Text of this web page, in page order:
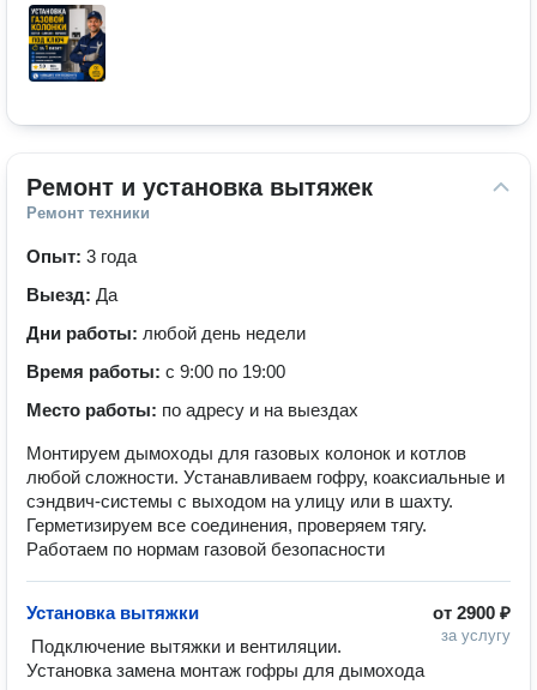
Ремонт и установка вытяжек
Ремонт техники
Опыт: 3 года
Выезд: Да
Дни работы: любой день недели
Время работы: с 9:00 по 19:00
Место работы: по адресу и на выездах
Монтируем дымоходы для газовых колонок и котлов
любой сложности. Устанавливаем гофру, коаксиальные и
сэндвич-системы с выходом на улицу или в шахту.
Герметизируем все соединения, проверяем тягу.
Работаем по нормам газовой безопасности
от 2900 ₽
за услугу
Установка вытяжки
Установка замена монтаж гофры для дымохода